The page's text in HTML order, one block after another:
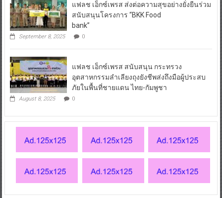
แฟลช เอ็กซ์เพรส ส่งต่อความสุขอย่างยั่งยืนร่วม
สนับสนุนโครงการ “BKK Food
bank”
September 8, 2025 0
แฟลช เอ็กซ์เพรส สนับสนุน กระทรวง
อุตสาหกรรมลำเลียงถุงยังชีพส่งถึงมือผู้ประสบ
ภัยในพื้นที่ชายแดน ไทย-กัมพูชา
August 8, 2025 0